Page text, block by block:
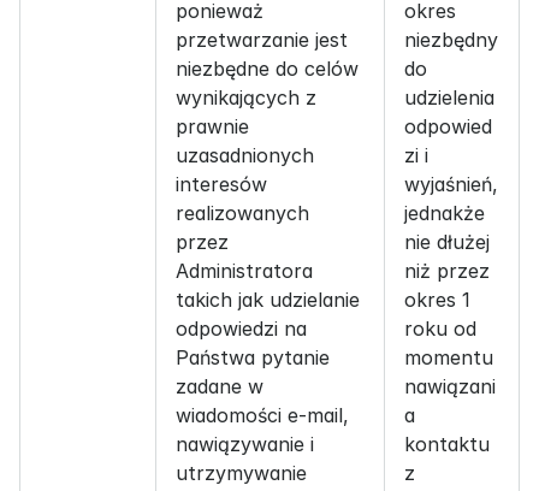
ponieważ
przetwarzanie jest
niezbędne do celów
wynikających z
prawnie
uzasadnionych
interesów
realizowanych
przez
Administratora
takich jak udzielanie
odpowiedzi na
Państwa pytanie
zadane w
wiadomości e-mail,
nawiązywanie i
utrzymywanie
okres
niezbędny
do
udzielenia
odpowied
zi i
wyjaśnień,
jednakże
nie dłużej
niż przez
okres 1
roku od
momentu
nawiązani
a
kontaktu
z